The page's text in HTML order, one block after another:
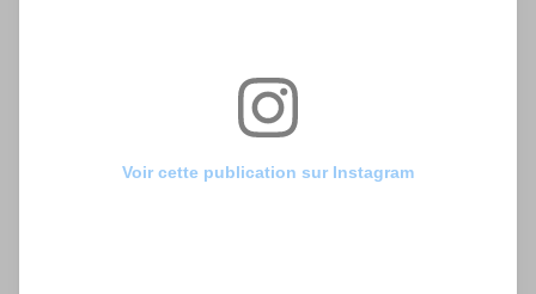
Voir cette publication sur Instagram